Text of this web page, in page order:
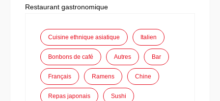
Restaurant gastronomique
Cuisine ethnique asiatique Italien
Bonbons de café Autres Bar
Français Ramens Chine
Repas japonais Sushi